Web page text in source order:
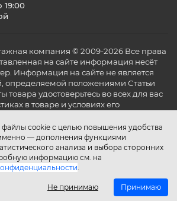
файлы cookie с целью повышения удобства
— дополнения функциями
анализа и выбора сторонних
информацию см. на
.
Не принимаю Принимаю
19:00
компания © 2009-2026 Все права
на сайте информация несёт
Информация на сайте не является
определяемой положениями Статьи
товара удостоверьтесь во всех для вас
в товаре и условиях его